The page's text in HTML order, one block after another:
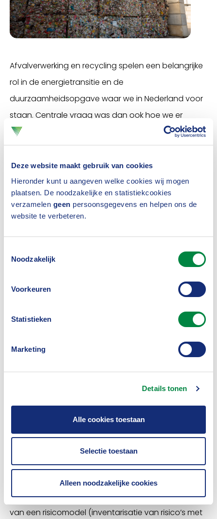
Deze website maakt gebruik van cookies
Hieronder kunt u aangeven welke cookies wij mogen
plaatsen. De noodzakelijke en statistiekcookies
verzamelen geen persoonsgegevens en helpen ons de
website te verbeteren.
Noodzakelijk
Voorkeuren
Statistieken
Marketing
Details tonen
Alle cookies toestaan
Selectie toestaan
Alleen noodzakelijke cookies
Afvalverwerking en recycling spelen een belangrijke
rol in de energietransitie en de
duurzaamheidsopgave waar we in Nederland voor
staan. Centrale vraag was dan ook hoe we er
samen voor zorgen dat deze bedrijven
verzekerbaar blijven.
In groepjes is gesproken over preventieve
maatregelen, wet- en regelgeving en de opbouw
van (incident)data en kennis. Door de enorme
hoeveelheid processen, producten en bedrijven
ontbreekt vaak het zicht op een oplossing en wordt
er onvoldoende geleerd van incidenten. De afval-
meer continue systemen van controle,
brandrisico’s beter beheersbaar zijn en de
moeten adviseurs en verzekeraars vanuit het grote
aantal verschillende soorten bedrijven in deze
branche ieder risico zoveel mogelijk individueel
beoordelen en hiervoor verzekeringsoplossingen
Aan de hand van de ideeën die tijdens de
gesprekken naar voren kwamen, zijn verschillende
vervolgtrajecten afgesproken: zoals het ontwikkelen
van een risicomodel (inventarisatie van risico’s met